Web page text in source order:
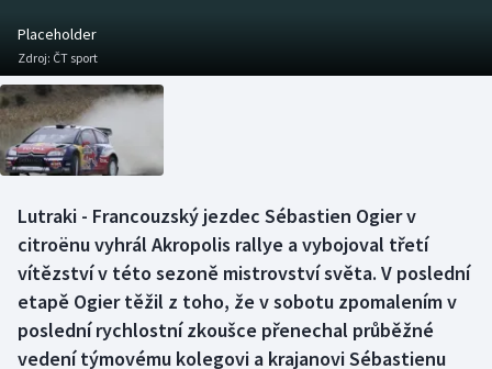
Basketbal
Biatlon
Boby a skeleton
Box
Curling
Dostihy
Historické návraty
Aplikace ČT sport
AZ kvíz
Placeholder
Zdroj: ČT sport
Lutraki - Francouzský jezdec Sébastien Ogier v
citroënu vyhrál Akropolis rallye a vybojoval třetí
vítězství v této sezoně mistrovství světa. V poslední
etapě Ogier těžil z toho, že v sobotu zpomalením v
poslední rychlostní zkoušce přenechal průběžné
vedení týmovému kolegovi a krajanovi Sébastienu